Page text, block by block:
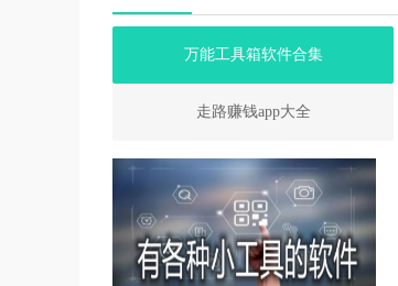
万能工具箱软件合集
走路赚钱app大全